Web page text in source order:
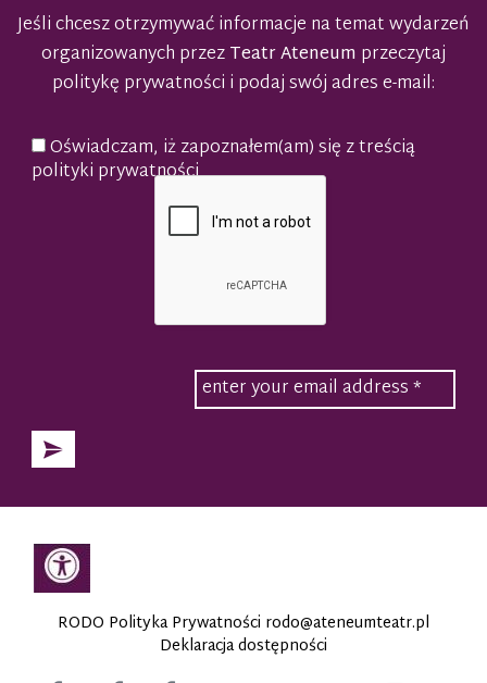
Jeśli chcesz otrzymywać informacje na temat wydarzeń
organizowanych przezTeatr Ateneum przeczytaj
politykę prywatności i podaj swój adres e-mail:
Oświadczam, iż zapoznałem(am) się z treścią
polityki prywatności
RODO Polityka Prywatności rodo@ateneumteatr.pl
Deklaracja dostępności